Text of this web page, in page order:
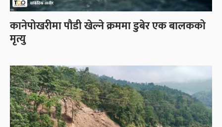
कानेपोखरीमा पौडी खेल्ने क्रममा डुबेर एक बालकको
मृत्यु